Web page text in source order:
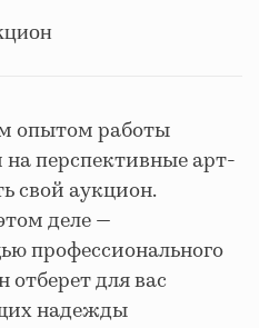
опытом работы
перспективные арт-
свой аукцион.
деле —
профессионального
отберет для вас
надежды